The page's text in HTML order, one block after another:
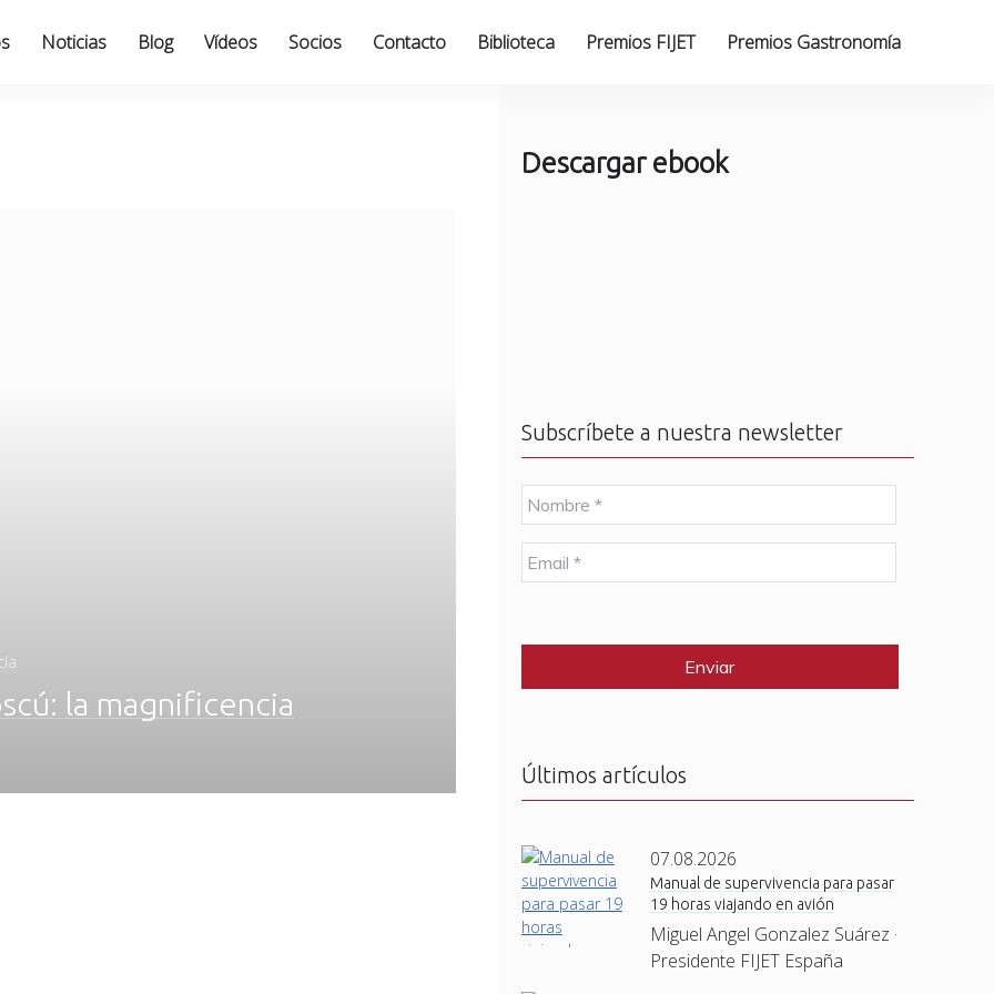
Noticias Blog Vídeos Socios Contacto Biblioteca Premios FIJET Premios Gastronomía
la magnificencia
Descargar ebook
Subscríbete a nuestra newsletter
N
o
m
b
r
E
m
l
Últimos artículos
07.08.2026
Manual de supervivencia para pasar
19 horas viajando en avión
Miguel Angel Gonzalez Suárez ·
Presidente FIJET España